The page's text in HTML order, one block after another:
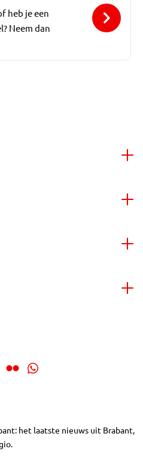
heb je een
Neem dan
het laatste nieuws uit Brabant,